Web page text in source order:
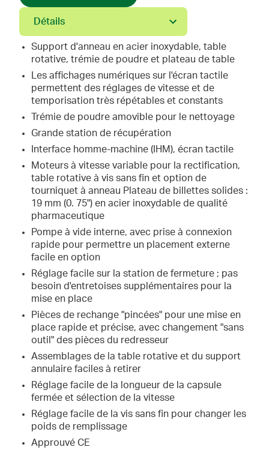
Détails
Support d'anneau en acier inoxydable, table
rotative, trémie de poudre et plateau de table
Les affichages numériques sur l'écran tactile
permettent des réglages de vitesse et de
temporisation très répétables et constants
Trémie de poudre amovible pour le nettoyage
Grande station de récupération
Interface homme-machine (IHM), écran tactile
Moteurs à vitesse variable pour la rectification,
table rotative à vis sans fin et option de
tourniquet à anneau Plateau de billettes solides :
19 mm (0. 75") en acier inoxydable de qualité
pharmaceutique
Pompe à vide interne, avec prise à connexion
rapide pour permettre un placement externe
facile en option
Réglage facile sur la station de fermeture ; pas
besoin d'entretoises supplémentaires pour la
mise en place
Pièces de rechange "pincées" pour une mise en
place rapide et précise, avec changement "sans
outil" des pièces du redresseur
Assemblages de la table rotative et du support
annulaire faciles à retirer
Réglage facile de la longueur de la capsule
fermée et sélection de la vitesse
Réglage facile de la vis sans fin pour changer les
poids de remplissage
Approuvé CE